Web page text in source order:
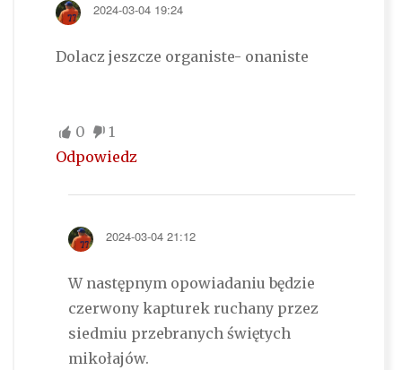
2024-03-04 19:24
Dolacz jeszcze organiste- onaniste
0
1
Odpowiedz
2024-03-04 21:12
W następnym opowiadaniu będzie
czerwony kapturek ruchany przez
siedmiu przebranych świętych
mikołajów.